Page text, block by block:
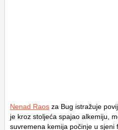
Nenad Raos za Bug istražuje
je kroz stoljeća spajao alkemiju,
suvremena kemija počinje u sjeni